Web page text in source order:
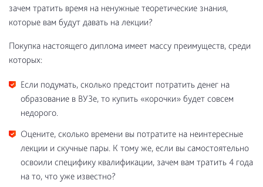
зачем тратить время на ненужные теоретические знания,
которые вам будут давать на лекции?
Покупка настоящего диплома имеет массу преимуществ, среди
которых:
Если подумать, сколько предстоит потратить денег на
образование в ВУЗе, то купить «корочки» будет совсем
недорого.
Оцените, сколько времени вы потратите на неинтересные
лекции и скучные пары. К тому же, если вы самостоятельно
освоили специфику квалификации, зачем вам тратить 4 года
на то, что уже известно?